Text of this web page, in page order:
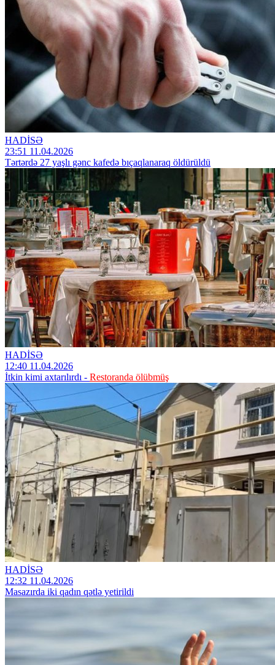
HADİSƏ
23:51 11.04.2026
Tərtərdə 27 yaşlı gənc kafedə bıçaqlanaraq öldürüldü
HADİSƏ
12:40 11.04.2026
İtkin kimi axtarılırdı - Restoranda ölübmüş
HADİSƏ
12:32 11.04.2026
Masazırda iki qadın qətlə yetirildi